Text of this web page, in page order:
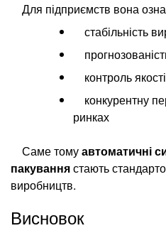
Для підприємств вона
стабільність
контроль якості
конкурентну
ринках
Саме томуавтоматичні
пакуваннястають
виробництв.
Висновок